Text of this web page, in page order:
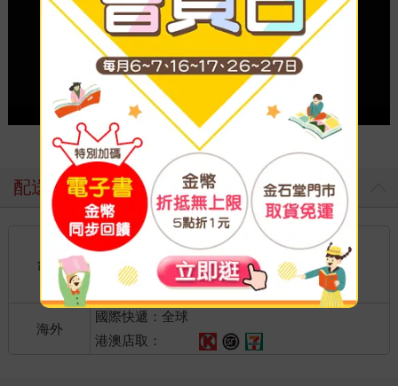
Play video
配送方式
台灣
國內宅配：本島、離島
到店取貨：
不限金額免運費
海外
國際快遞：全球
港澳店取：